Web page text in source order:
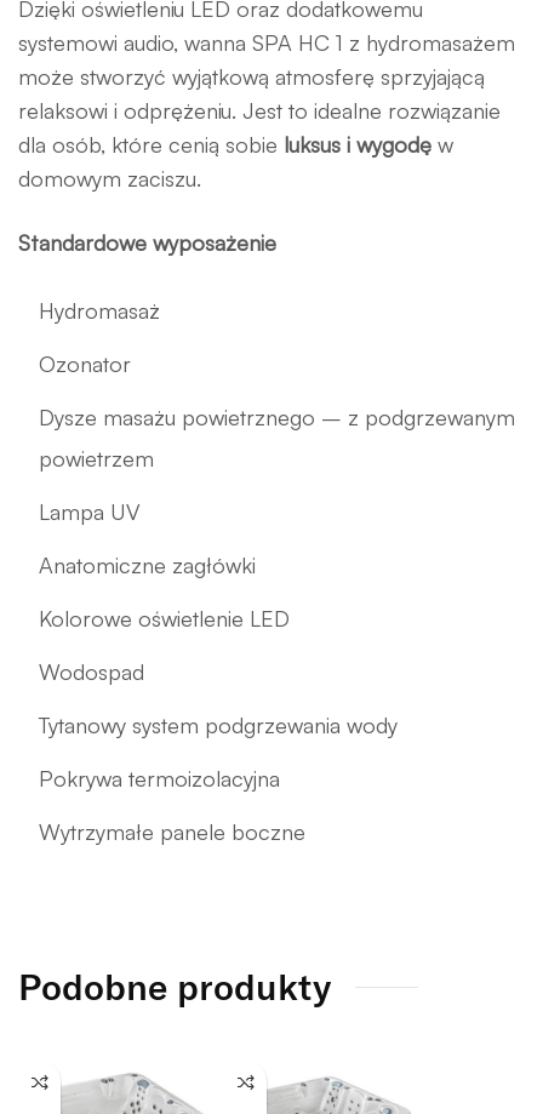
Dzięki oświetleniu LED oraz dodatkowemu
systemowi audio, wanna SPA HC 1 z hydromasażem
może stworzyć wyjątkową atmosferę sprzyjającą
relaksowi i odprężeniu. Jest to idealne rozwiązanie
dla osób, które cenią sobie luksus i wygodę w
domowym zaciszu.
Standardowe wyposażenie
Hydromasaż
Ozonator
Dysze masażu powietrznego – z podgrzewanym
powietrzem
Lampa UV
Anatomiczne zagłówki
Kolorowe oświetlenie LED
Wodospad
Tytanowy system podgrzewania wody
Pokrywa termoizolacyjna
Wytrzymałe panele boczne
Podobne produkty